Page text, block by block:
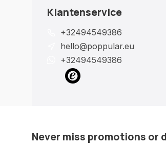
Klantenservice
+32494549386
hello@poppular.eu
+32494549386
Never miss promotions or